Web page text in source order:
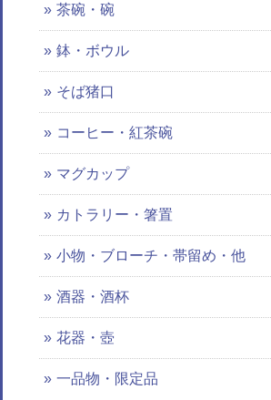
茶碗・碗
鉢・ボウル
そば猪口
コーヒー・紅茶碗
マグカップ
カトラリー・箸置
小物・ブローチ・帯留め・他
酒器・酒杯
花器・壺
一品物・限定品